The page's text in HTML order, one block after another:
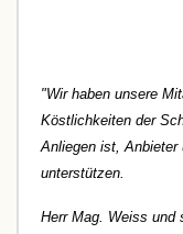
"Wir haben unsere
Köstlichkeiten der
Anliegen ist,
unterstützen.
Herr Mag. Weiss und